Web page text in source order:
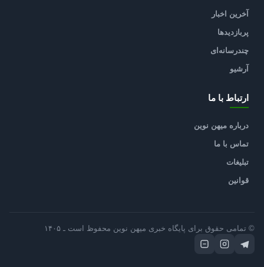
آخرین اخبار
پربازدیدها
چندرسانه‌ای
آرشیو
ارتباط با ما
درباره میهن نوین
تماس با ما
تبلیغات
قوانین
© تمامی حقوق برای پایگاه خبری میهن نوین محفوظ است ـ ۱۴۰۵